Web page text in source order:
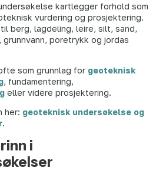
kartlegger forhold som
vurdering og prosjektering.
berg, lagdeling, leire, silt, sand,
grunnvann, poretrykk og jordas
som grunnlag for geoteknisk
, fundamentering,
eller videre prosjektering.
her: geoteknisk undersøkelse og
.
i